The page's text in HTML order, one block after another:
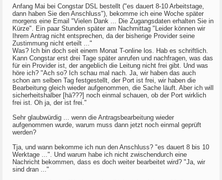
Anfang Mai bei Congstar DSL bestellt ("es dauert 8-10 Arbeitstage,
dann haben Sie den Anschluss"), bekomme ich eine Woche später
morgens eine Email "Vielen Dank ... Die Zugangsdaten erhalten Sie in
Kürze". Ein paar Stunden später am Nachmittag "Leider können wir
Ihrem Antrag nicht entsprechen, da der bisherige Provider seine
Zustimmung nicht erteilt ..."
Was? Ich bin doch seit einem Monat T-online los. Hab es schriftlich.
Kann Congstar erst drei Tage später anrufen und nachfragen, was das
für ein Provider ist, der angeblich die Leitung nicht frei gibt. Und was
höre ich? "Ach so? Ich schau mal nach. Ja, wir haben das auch
schon am selben Tag festgestellt, der Port ist frei, wir haben die
Bearbeitung gleich wieder aufgenommen, die Sache läuft. Aber ich will
sicherheitshalber [hä???] noch einmal schauen, ob der Port wirklich
frei ist. Oh ja, der ist frei."
Sehr glaubwürdig ... wenn die Antragsbearbeitung wieder
aufgenommen wurde, warum muss dann jetzt noch einmal geprüft
werden?
Tja, und wann bekomme ich nun den Anschluss? "es dauert 8 bis 10
Werktage ...". Und warum habe ich nicht zwischendurch eine
Nachricht bekommen, dass es doch weiter bearbeitet wird? "Ja, wir
sind dran ..."